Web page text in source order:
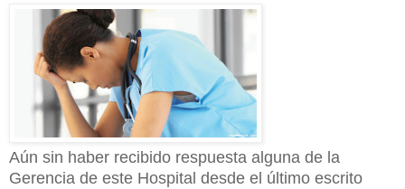
Aún sin haber recibido respuesta alguna de la
Gerencia de este Hospital desde el último escrito